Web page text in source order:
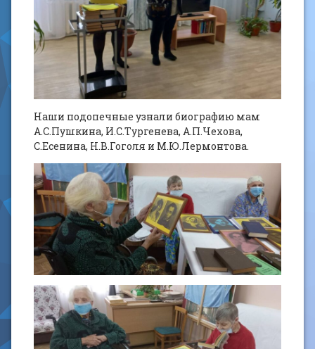
Наши подопечные узнали биографию мам
А.С.Пушкина, И.С.Тургенева, А.П.Чехова,
С.Есенина, Н.В.Гоголя и М.Ю.Лермонтова.